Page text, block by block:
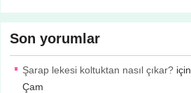
Son yorumlar
Şarap lekesi koltuktan nasıl çıkar?için
Çam